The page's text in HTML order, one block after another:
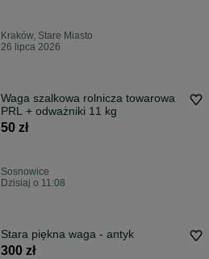
Kraków, Stare Miasto
26 lipca 2026
Waga szalkowa rolnicza towarowa
PRL + odważniki 11 kg
50 zł
Sosnowice
Dzisiaj o 11:08
Stara piękna waga - antyk
300 zł